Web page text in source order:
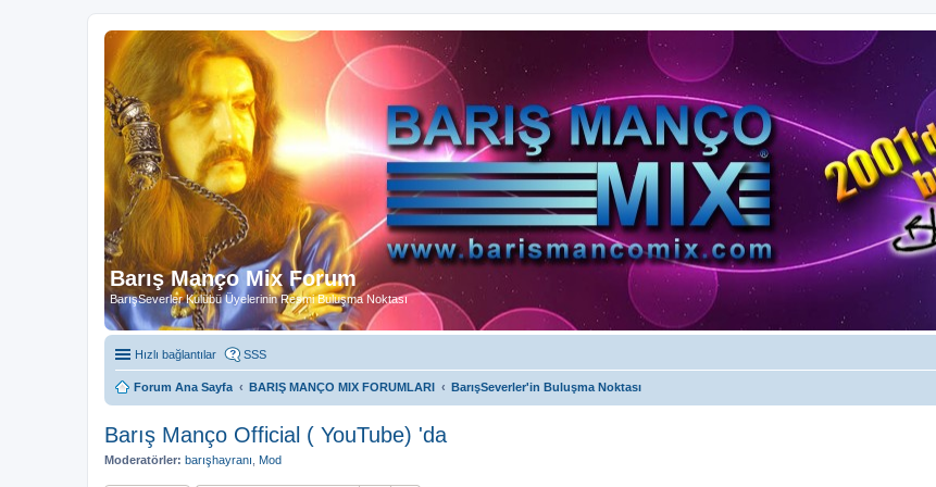
Barış Manço Mix Forum
BarışSeverler Kulübü Üyelerinin Resmi Buluşma Noktası
Hızlı bağlantılar SSS
Forum Ana Sayfa BARIŞ MANÇO MIX FORUMLARI BarışSeverler'in Buluşma Noktası
Barış Manço Official ( YouTube) 'da
Moderatörler: barışhayranı Mod